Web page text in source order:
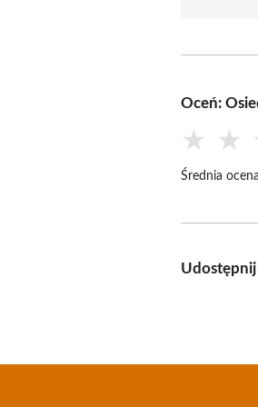
Oceń:
★ ★
Średnia
Udostępnij